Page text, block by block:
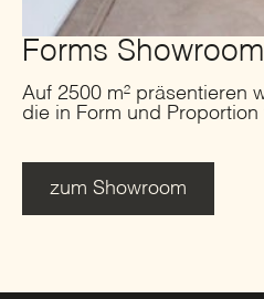
Forms Showroom
Auf 2500 m² präsentieren
die in Form und Proportion
zum Showroom